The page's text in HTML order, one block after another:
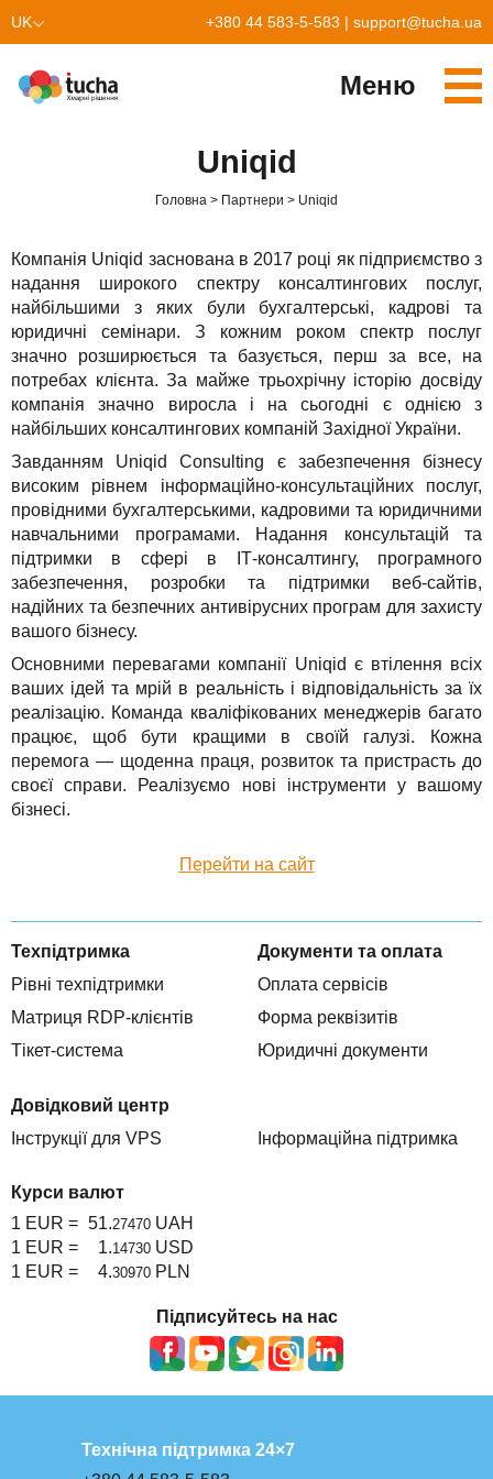
UK +380 44 583-5-583 | support@tucha.ua
Меню
TuchaBit+
TuchaBit
TuchaHost
TuchaBackup
TuchaHosting
TuchaSync
Хмари для e-commerce
Хостиг сайтів на Laravel
Хостинг CRM
Хостинг сайтів-конструкторів
Віддалений офіс
Реселінг хостингу
Стати партнером
Наші партнери
Відгуки
Блог
Про нас
Кар'єра
Контакти
Uniqid
Головна Партнери Uniqid
Компанія Uniqid заснована в 2017 році як підприємство з
надання широкого спектру консалтингових послуг,
найбільшими з яких були бухгалтерські, кадрові та
юридичні семінари. З кожним роком спектр послуг
значно розширюється та базується, перш за все, на
потребах клієнта. За майже трьохрічну історію досвіду
компанія значно виросла і на сьогодні є однією з
найбільших консалтингових компаній Західної України.
Завданням Uniqid Consulting є забезпечення бізнесу
високим рівнем інформаційно-консультаційних послуг,
провідними бухгалтерськими, кадровими та юридичними
навчальними програмами. Надання консультацій та
підтримки в сфері в ІТ-консалтингу, програмного
забезпечення, розробки та підтримки веб-сайтів,
надійних та безпечних антивірусних програм для захисту
вашого бізнесу.
Основними перевагами компанії Uniqid є втілення всіх
ваших ідей та мрій в реальність і відповідальність за їх
реалізацію. Команда кваліфікованих менеджерів багато
працює, щоб бути кращими в своїй галузі. Кожна
перемога — щоденна праця, розвиток та пристрасть до
своєї справи. Реалізуємо нові інструменти у вашому
бізнесі.
Перейти на сайт
Техпідтримка
Рівні техпідтримки
Матриця RDP-клієнтів
Тікет-система
Документи та оплата
Оплата сервісів
Форма реквізитів
Юридичні документи
Довідковий центр
Інструкції для VPS
Інформаційна підтримка
Курси валют
1 EUR = 51.27470 UAH
1 EUR =
1.14730 USD
1 EUR =
4.30970 PLN
Підписуйтесь на нас
Технічна підтримка 24×7